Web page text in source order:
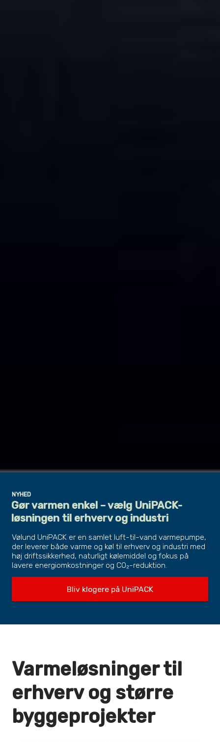
NYHED
Gør varmen enkel – vælg UniPACK-
løsningen til erhverv og industri
Vølund UniPACK er en samlet luft-til-vand varmepumpe,
der leverer både varme og køl til erhverv og industri med
høj driftssikkerhed, naturligt kølemiddel og fokus på
lavere energiomkostninger og CO₂-reduktion.
Bliv klogere på UniPACK
Varmeløsninger til
erhverv og større
byggeprojekter